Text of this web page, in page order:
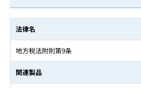
法律名
地方税法附則第9条
関連製品